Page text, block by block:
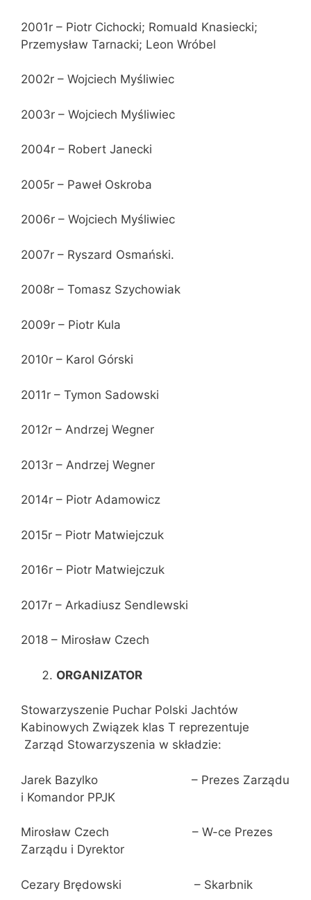
2001r – Piotr Cichocki; Romuald Knasiecki;
Przemysław Tarnacki; Leon Wróbel
2002r – Wojciech Myśliwiec
2003r – Wojciech Myśliwiec
2004r – Robert Janecki
2005r – Paweł Oskroba
2006r – Wojciech Myśliwiec
2007r – Ryszard Osmański.
2008r – Tomasz Szychowiak
2009r – Piotr Kula
2010r – Karol Górski
2011r – Tymon Sadowski
2012r – Andrzej Wegner
2013r – Andrzej Wegner
2014r – Piotr Adamowicz
2015r – Piotr Matwiejczuk
2016r – Piotr Matwiejczuk
2017r – Arkadiusz Sendlewski
2018 – Mirosław Czech
ORGANIZATOR
Stowarzyszenie Puchar Polski Jachtów
Kabinowych Związek klas T reprezentuje
Zarząd Stowarzyszenia w składzie:
Jarek Bazylko – Prezes Zarządu
i Komandor PPJK
Mirosław Czech – W-ce Prezes
Zarządu i Dyrektor
Cezary Brędowski – Skarbnik